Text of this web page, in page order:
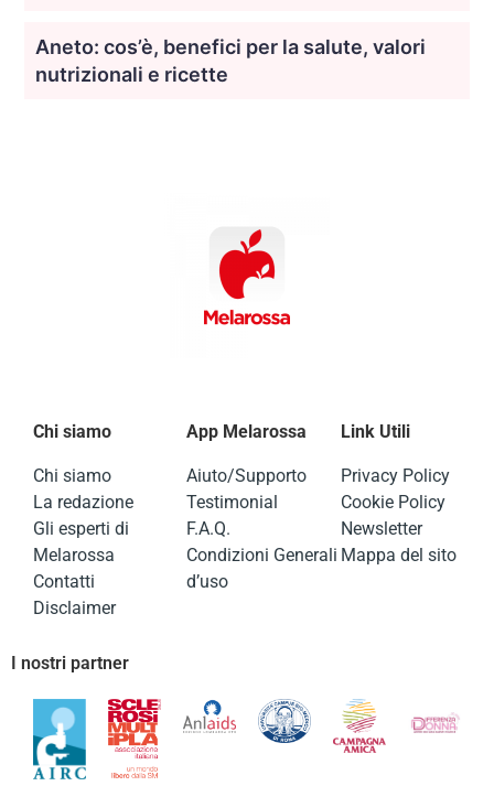
Aneto: cos’è, benefici per la salute, valori
nutrizionali e ricette
Chi siamo
Chi siamo
La redazione
Gli esperti di
Melarossa
Contatti
Disclaimer
App Melarossa
Aiuto/Supporto
Testimonial
F.A.Q.
Condizioni Generali
d’uso
Link Utili
Privacy Policy
Cookie Policy
Newsletter
Mappa del sito
I nostri partner